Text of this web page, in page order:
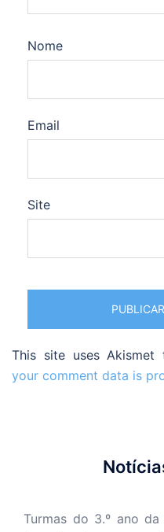
Nome
Email
Site
This site uses Akismet
your comment data is
Turmas do 3.º ano